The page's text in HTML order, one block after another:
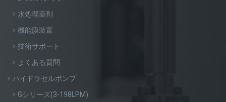
水処理薬剤
機能膜装置
技術サポート
よくある質問
ハイドラセルポンプ
Gシリーズ(3-198LPM)